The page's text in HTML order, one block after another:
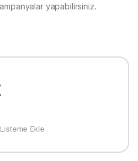
yapabilirsiniz.
Ekle